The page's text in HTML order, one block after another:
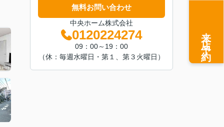
無料お問い合わせ
中央ホーム株式会社
0120224274
09：00～19：00
（休：毎週水曜日・第１、第３火曜日）
来店予約